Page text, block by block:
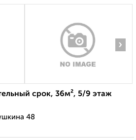
›
срок, 36м², 5/9 этаж
48